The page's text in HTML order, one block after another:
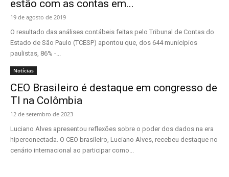
estão com as contas em...
19 de agosto de 2019
O resultado das análises contábeis feitas pelo Tribunal de Contas do
Estado de São Paulo (TCESP) apontou que, dos 644 municípios
paulistas, 86% -...
Notícias
CEO Brasileiro é destaque em congresso de
TI na Colômbia
12 de setembro de 2023
Luciano Alves apresentou reflexões sobre o poder dos dados na era
hiperconectada. O CEO brasileiro, Luciano Alves, recebeu destaque no
cenário internacional ao participar como...